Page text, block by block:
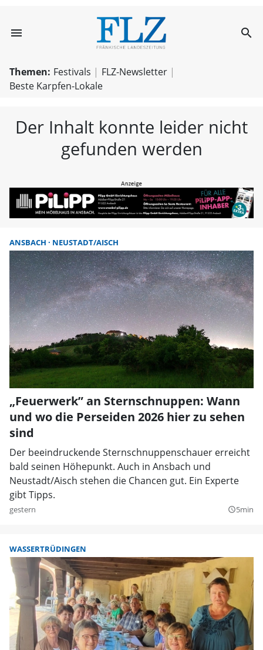
menu FLZ – search
Themen: Festivals
FLZ-Newsletter
Beste Karpfen-Lokale
Der Inhalt konnte leider nicht
gefunden werden
ANSBACH NEUSTADT/AISCH
„Feuerwerk” an Sternschnuppen: Wann
und wo die Perseiden 2026 hier zu sehen
sind
Der beeindruckende Sternschnuppenschauer erreicht
bald seinen Höhepunkt. Auch in Ansbach und
Neustadt/Aisch stehen die Chancen gut. Ein Experte
gibt Tipps.
gestern query_builder5min
WASSERTRÜDINGEN